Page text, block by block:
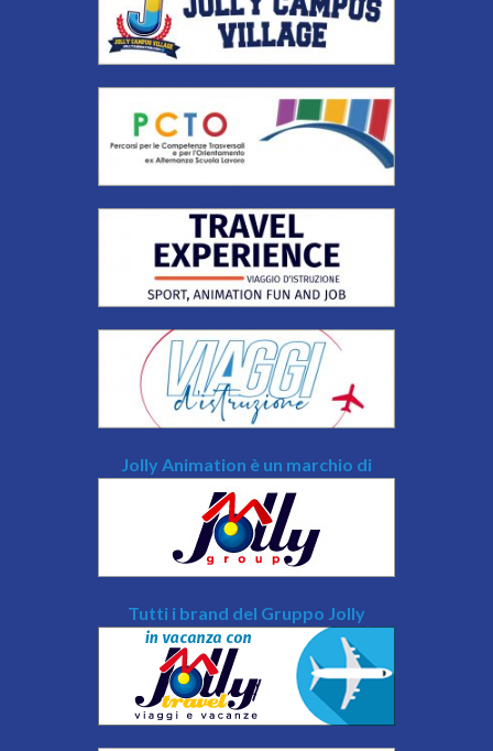
Jolly Animation è un marchio di
Tutti i brand del Gruppo Jolly